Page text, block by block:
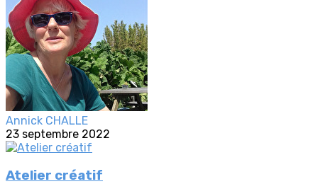
Annick CHALLE
23 septembre 2022
Atelier créatif